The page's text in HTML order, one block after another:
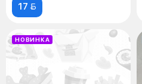
17 
НОВИНКА